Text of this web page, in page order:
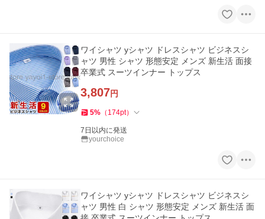
ワイシャツ yシャツ ドレスシャツ ビジネスシ
ャツ 男性 シャツ 形態安定 メンズ 新生活 面接
卒業式 スーツインナー トップス
3,807円
5% （ 174pt）
7日以内に発送
yourchoice
ワイシャツ yシャツ ドレスシャツ ビジネスシ
ャツ 男性 白 シャツ 形態安定 メンズ 新生活 面